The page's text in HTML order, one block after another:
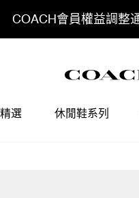
COACH會員權益調整
選 休閒鞋系列